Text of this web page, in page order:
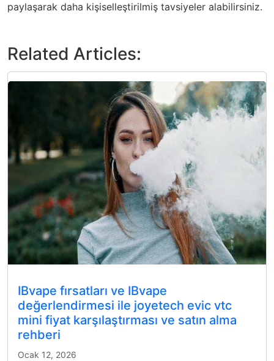
paylaşarak daha kişiselleştirilmiş tavsiyeler alabilirsiniz.
Related Articles:
IBvape fırsatları ve IBvape
değerlendirmesi ile joyetech evic vtc
mini fiyat karşılaştırması ve satın alma
rehberi
Ocak 12, 2026